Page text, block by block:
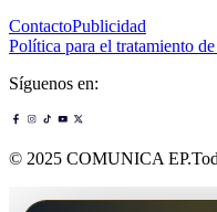
ContactoPublicidad
Política para el tratamiento
Síguenos en:
© 2025 COMUNICA